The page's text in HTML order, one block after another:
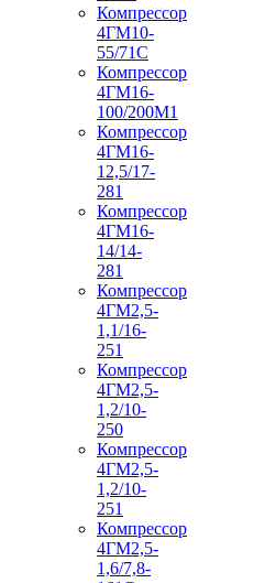
Компрессор
4ГМ10-
55/71С
Компрессор
4ГМ16-
100/200М1
Компрессор
4ГМ16-
12,5/17-
281
Компрессор
4ГМ16-
14/14-
281
Компрессор
4ГМ2,5-
1,1/16-
251
Компрессор
4ГМ2,5-
1,2/10-
250
Компрессор
4ГМ2,5-
1,2/10-
251
Компрессор
4ГМ2,5-
1,6/7,8-